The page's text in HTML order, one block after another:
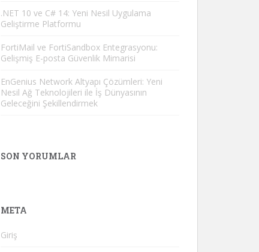
.NET 10 ve C# 14: Yeni Nesil Uygulama
Geliştirme Platformu
FortiMail ve FortiSandbox Entegrasyonu:
Gelişmiş E-posta Güvenlik Mimarisi
EnGenius Network Altyapı Çözümleri: Yeni
Nesil Ağ Teknolojileri ile İş Dünyasının
Geleceğini Şekillendirmek
SON YORUMLAR
META
Giriş